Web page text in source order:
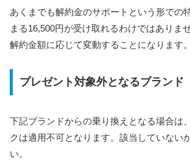
あくまでも解約金のサポートという形での
まる16,500円が受け取れるわけではありませ
解約金額に応じて変動することになります。
プレゼント対象外となるブランド
下記ブランドからの乗り換えとなる場合は
クは適用不可となります。該当していない
い。